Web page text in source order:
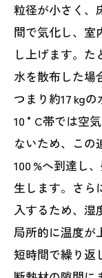
粒径が小さく、
間で気化し、室
し上げます。た
水を散布した場
つまり約17 kg
10 °C帯では空
ないため、この
100 %へ到達し
生します。さら
入するため、湿
局所的に温度
短時間で繰り返